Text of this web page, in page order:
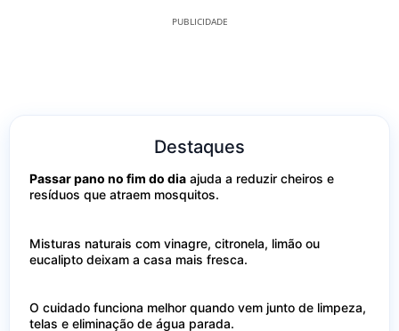
PUBLICIDADE
Destaques
Passar pano no fim do dia ajuda a reduzir cheiros e
resíduos que atraem mosquitos.
Misturas naturais com vinagre, citronela, limão ou
eucalipto deixam a casa mais fresca.
O cuidado funciona melhor quando vem junto de limpeza,
telas e eliminação de água parada.